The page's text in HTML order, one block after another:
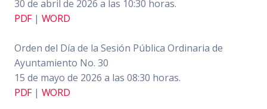
30 de abril de 2026 a las 10:30 horas.
PDF| WORD
Orden del Día de la Sesión Pública Ordinaria de
Ayuntamiento No. 30
15 de mayo de 2026 a las 08:30 horas.
PDF| WORD